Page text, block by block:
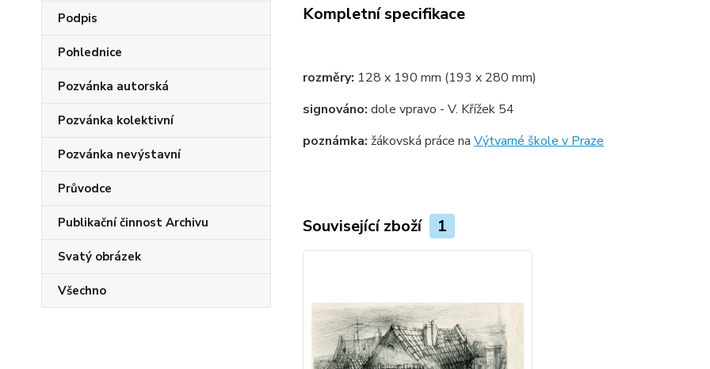
Podpis
Pohlednice
Pozvánka autorská
Pozvánka kolektivní
Pozvánka nevýstavní
Průvodce
Publikační činnost Archivu
Svatý obrázek
Všechno
Kompletní specifikace
rozměry: 128 x 190 mm (193 x 280 mm)
signováno: dole vpravo - V. Křížek 54
poznámka: žákovská práce na Výtvarné škole v Praze
Související zboží 1